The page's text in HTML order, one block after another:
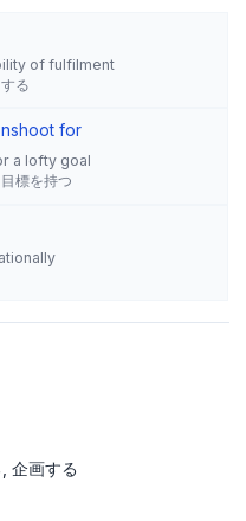
of fulfilment
る
shoot for
a lofty goal
標を持つ
企画する